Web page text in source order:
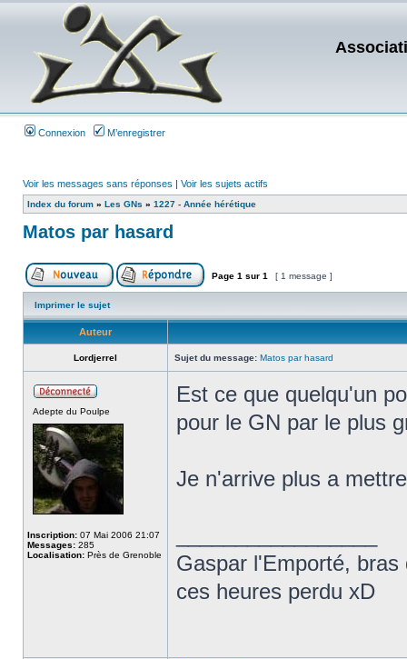
Connexion M’enregistrer
Voir les messages sans réponses | Voir les sujets actifs
Index du forum » Les GNs » 1227 - Année hérétique
Matos par hasard
Page 1 sur 1 [ 1 message ]
Imprimer le sujet
Auteur
Lordjerrel Sujet du message: Matos par hasard
Adepte du Poulpe
Inscription: 07 Mai 2006 21:07
Messages: 285
Localisation: Près de Grenoble
Est ce que quelqu'un
pour le GN par le plus
Je n'arrive plus a
Gaspar l'Emporté,
ces heures perdu xD